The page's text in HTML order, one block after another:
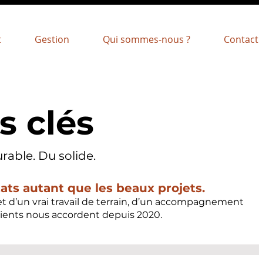
Gestion Qui sommes-nous ? Contact
clés
Du solide.
autant que les beaux projets.
d’un vrai travail de terrain, d’un accompagnement
nous accordent depuis 2020.